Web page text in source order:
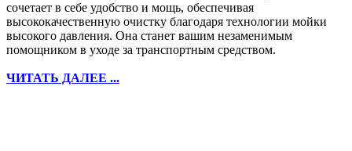
сочетает в себе удобство и мощь, обеспечивая
высококачественную очистку благодаря технологии мойки
высокого давления. Она станет вашим незаменимым
помощником в уходе за транспортным средством.
ЧИТАТЬ ДАЛЕЕ ...